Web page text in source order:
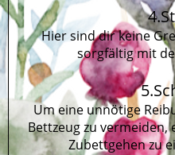
Hier sind dir keine
sorgfältig mit
Um eine unnötige
Bettzeug zu vermeiden,
Zubettgehen zu